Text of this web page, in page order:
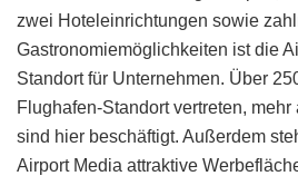
zwei Hoteleinrichtungen sowie
Gastronomiemöglichkeiten ist die
Standort für Unternehmen. Über
Flughafen-Standort vertreten,
sind hier beschäftigt. Außerdem
Airport Media attraktive